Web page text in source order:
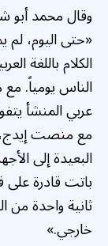
«حتى اليوم، لم
الكلام باللغة
الناس يومياً.
عربي المنشأ
مع منصت إيدج،
البعيدة إلى
باتت قادرة على
ثانية واحدة من
خارجي.»